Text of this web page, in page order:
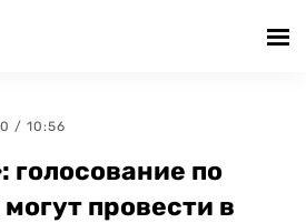
/ 10:56
голосование по
провести в